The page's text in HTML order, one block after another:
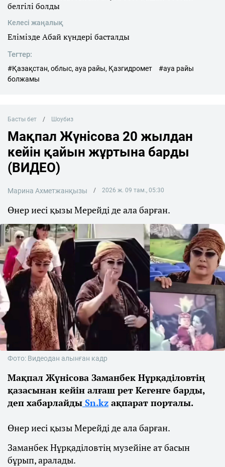
белгілі болды
Келесі жаңалық
Елімізде Абай күндері басталды
Тегтер:
#Қазақстан, облыс, ауа райы, Қазгидромет
#ауа райы
болжамы
Басты бет Шоубиз
Мақпал Жүнісова 20 жылдан
кейін қайын жұртына барды
(ВИДЕО)
Марина Ахметжанқызы 2026 ж. 09 там., 05:30
Өнер иесі қызы Мерейді де ала барған.
Фото: Видеодан алынған кадр
Мақпал Жүнісова Заманбек Нұрқаділовтің
қазасынан кейін алғаш рет Кегенге барды,
деп хабарлайды Sn.kz ақпарат порталы.
Өнер иесі қызы Мерейді де ала барған.
Заманбек Нұрқаділовтің музейіне ат басын
бұрып, аралады.